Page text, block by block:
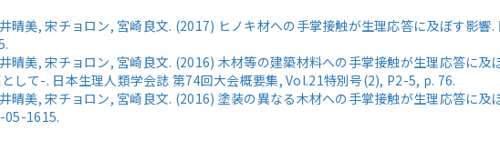
晴美, 宋チョロン, 宮崎良文. (2017) ヒノキ材への手掌接触が生理応答に及ぼす影
晴美, 宋チョロン, 宮崎良文. (2016) 木材等の建築材料への手掌接触が生理応答に
して-. 日本生理人類学会誌 第74回大会概要集, Vol.21特別号(2), P2-5, p. 76.
晴美, 宋チョロン, 宮崎良文. (2016) 塗装の異なる木材への手掌接触が生理応答に
05-1615.